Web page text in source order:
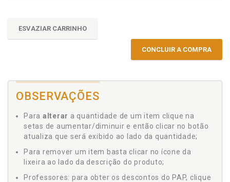
ESVAZIAR CARRINHO
CONCLUIR A COMPRA
OBSERVAÇÕES
Para alterar a quantidade de um item clique na
setas de aumentar/diminuir e então clicar no botão
atualiza que será exibido ao lado da quantidade;
Para remover um item basta clicar no ícone da
lixeira ao lado da descrição do produto;
Professores: para obter os descontos do PAP, clique